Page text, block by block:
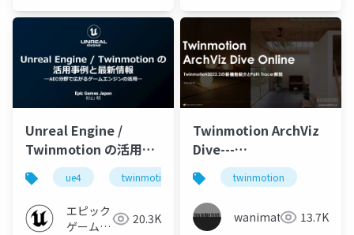
Unreal Engine /
Twinmotion の活用事
例と最新情報 ～AEC分
野で広がるゲームエン
ジンの活用～【Archi
Future 2022】
ue4 twinmotion ue-nongame
エピック
ゲームズ
20.3K
Twinmotion ArchViz
Dive---
Twinmotion2022.2の
新機能紹介とPath
Tracer解説
twinmotion
wanimation 13.7K